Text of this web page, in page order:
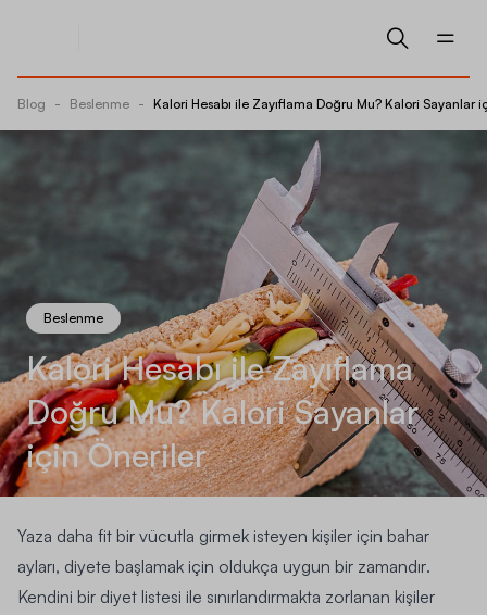
Blog - Beslenme - Kalori Hesabı ile Zayıflama Doğru Mu? Kalori Sayanlar
Beslenme
Kalori Hesabı ile Zayıflama
Doğru Mu? Kalori Sayanlar
için Öneriler
Yaza daha fit bir vücutla girmek isteyen kişiler için bahar
ayları, diyete başlamak için oldukça uygun bir zamandır.
Kendini bir diyet listesi ile sınırlandırmakta zorlanan kişiler